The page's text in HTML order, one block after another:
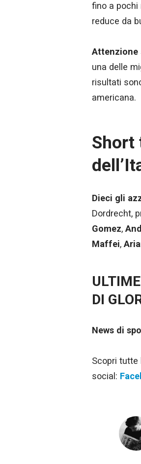
fino a pochi
reduce da
Attenzione
una delle
risultati
americana.
Short
Dieci gli
Dordrecht,
Gomez,
Maffei,
DI
News di
Scopri tutte
social: